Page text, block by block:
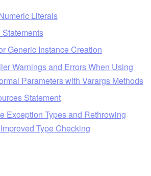
Literals
Generic Instance Creation
Warnings and Errors When Using
Parameters with Varargs Methods
Statement
Exception Types and Rethrowing
Type Checking